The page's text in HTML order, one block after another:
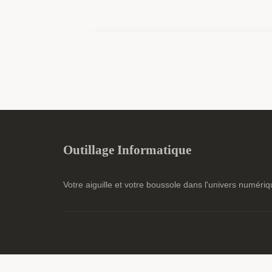
Outillage Informatique
Votre aiguille et votre boussole dans l'univers